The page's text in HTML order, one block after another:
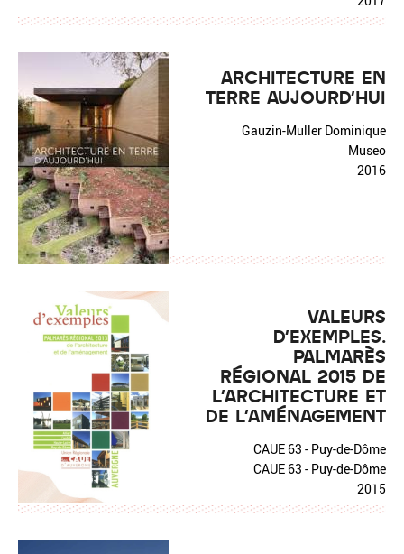
ARCHITECTURE EN
TERRE AUJOURD'HUI
Gauzin-Muller Dominique
Museo
2016
VALEURS
D'EXEMPLES.
PALMARÈS
RÉGIONAL 2015 DE
L'ARCHITECTURE ET
DE L'AMÉNAGEMENT
CAUE 63 - Puy-de-Dôme
CAUE 63 - Puy-de-Dôme
2015